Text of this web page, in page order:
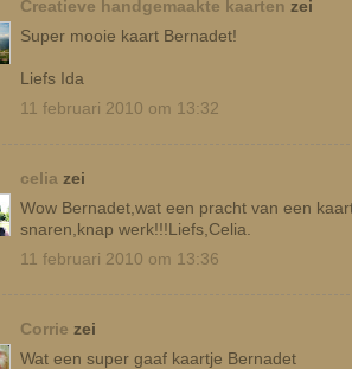
Creatieve handgemaakte kaarten zei
Super mooie kaart Bernadet!
Liefs Ida
11 februari 2010 om 13:32
celia zei
Wow Bernadet,wat een pracht van een
snaren,knap werk!!!Liefs,Celia.
11 februari 2010 om 13:36
Corrie zei
Wat een super gaaf kaartje Bernadet